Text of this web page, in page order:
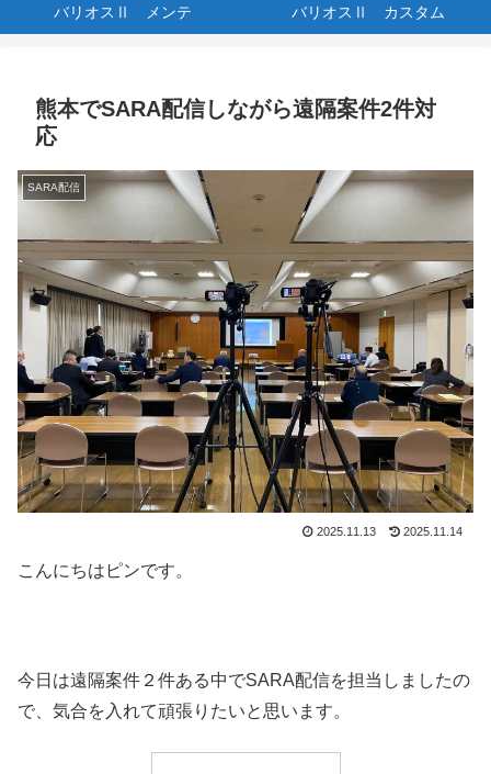
バリオスⅡ メンテ バリオスⅡ カスタム
熊本でSARA配信しながら遠隔案件2件対
応
SARA配信
2025.11.13 2025.11.14
こんにちはピンです。
今日は遠隔案件２件ある中でSARA配信を担当しましたの
で、気合を入れて頑張りたいと思います。